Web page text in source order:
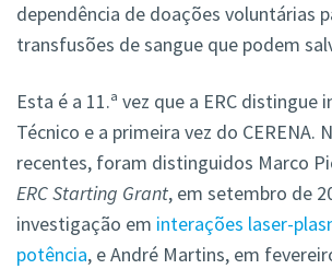
dependência de doações voluntárias
transfusões de sangue que podem
Esta é a 11.ª vez que a ERC distingue
Técnico e a primeira vez do CERENA.
recentes, foram distinguidos Marco
ERC Starting Grant, em setembro de
investigação em interações laser-
potência, e André Martins, em